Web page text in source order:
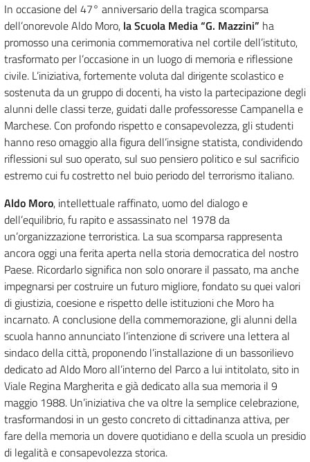
In occasione del 47° anniversario della tragica scomparsa
dell’onorevole Aldo Moro, la Scuola Media “G. Mazzini” ha
promosso una cerimonia commemorativa nel cortile dell’istituto,
trasformato per l’occasione in un luogo di memoria e riflessione
civile. L’iniziativa, fortemente voluta dal dirigente scolastico e
sostenuta da un gruppo di docenti, ha visto la partecipazione degli
alunni delle classi terze, guidati dalle professoresse Campanella e
Marchese. Con profondo rispetto e consapevolezza, gli studenti
hanno reso omaggio alla figura dell’insigne statista, condividendo
riflessioni sul suo operato, sul suo pensiero politico e sul sacrificio
estremo cui fu costretto nel buio periodo del terrorismo italiano.
Aldo Moro, intellettuale raffinato, uomo del dialogo e
dell’equilibrio, fu rapito e assassinato nel 1978 da
un’organizzazione terroristica. La sua scomparsa rappresenta
ancora oggi una ferita aperta nella storia democratica del nostro
Paese. Ricordarlo significa non solo onorare il passato, ma anche
impegnarsi per costruire un futuro migliore, fondato su quei valori
di giustizia, coesione e rispetto delle istituzioni che Moro ha
incarnato. A conclusione della commemorazione, gli alunni della
scuola hanno annunciato l’intenzione di scrivere una lettera al
sindaco della città, proponendo l’installazione di un bassorilievo
dedicato ad Aldo Moro all’interno del Parco a lui intitolato, sito in
Viale Regina Margherita e già dedicato alla sua memoria il 9
maggio 1988. Un’iniziativa che va oltre la semplice celebrazione,
trasformandosi in un gesto concreto di cittadinanza attiva, per
fare della memoria un dovere quotidiano e della scuola un presidio
di legalità e consapevolezza storica.